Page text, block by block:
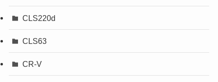
CLS220d
CLS63
CR-V